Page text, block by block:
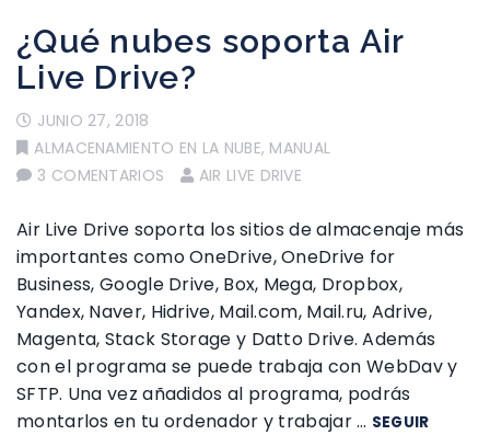
¿Qué nubes soporta Air
Live Drive?
JUNIO 27, 2018
ALMACENAMIENTO EN LA NUBE, MANUAL
3 COMENTARIOS
AIR LIVE DRIVE
Air Live Drive soporta los sitios de almacenaje más
importantes como OneDrive, OneDrive for
Business, Google Drive, Box, Mega, Dropbox,
Yandex, Naver, Hidrive, Mail.com, Mail.ru, Adrive,
Magenta, Stack Storage y Datto Drive. Además
con el programa se puede trabaja con WebDav y
SFTP. Una vez añadidos al programa, podrás
montarlos en tu ordenador y trabajar … SEGUIR